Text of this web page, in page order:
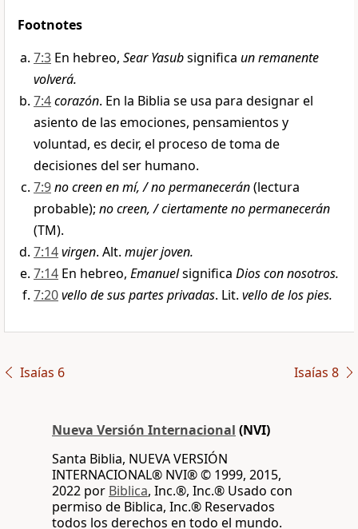
Footnotes
7:3 En hebreo, Sear Yasubsignifica un remanente
volverá.
7:4corazón. En la Biblia se usa para designar el
asiento de las emociones, pensamientos y
voluntad, es decir, el proceso de toma de
decisiones del ser humano.
7:9no creen en mí, / no permanecerán(lectura
probable); no creen, / ciertamente no permanecerán
(TM).
7:14virgen. Alt. mujer joven.
7:14 En hebreo, Emanuelsignifica Dios con nosotros.
7:20vello de sus partes privadas. Lit. vello de los pies.
Isaías 6 Isaías 8
Nueva Versión Internacional (NVI)
Santa Biblia, NUEVA VERSIÓN
INTERNACIONAL® NVI® © 1999, 2015,
2022 por Biblica, Inc.®, Inc.® Usado con
permiso de Biblica, Inc.® Reservados
todos los derechos en todo el mundo.